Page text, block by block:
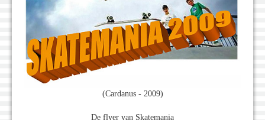
(Cardanus - 2009)
De flyer van Skatemania